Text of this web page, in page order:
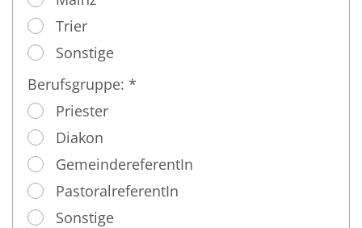
Trier
Sonstige
Berufsgruppe: *
Priester
Diakon
GemeindereferentIn
PastoralreferentIn
Sonstige